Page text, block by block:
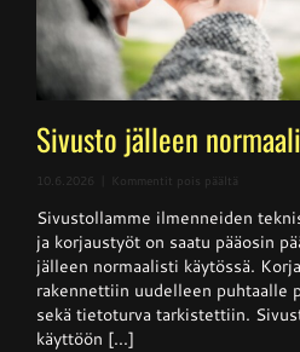
Sivusto jälleen
10.6.2026 Kommentit pois päältä
jälleen
normaalisti
käytössä
Sivustollamme ilmenneiden
ja korjaustyöt on saatu pääosin
jälleen normaalisti käytössä.
rakennettiin uudelleen puhtaalle
sekä tietoturva tarkistettiin.
käyttöön [...]